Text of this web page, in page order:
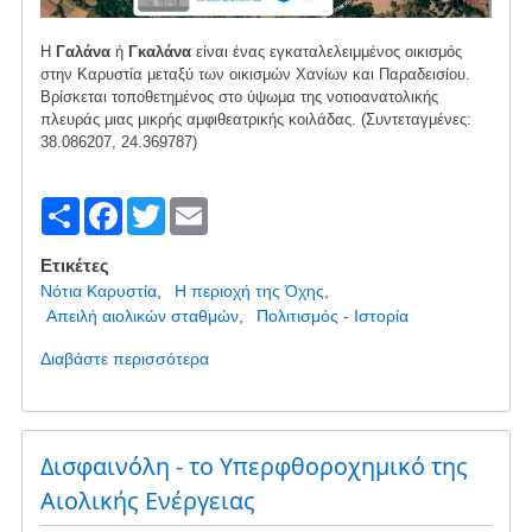
Η Γαλάνα ή Γκαλάνα είναι ένας εγκαταλελειμμένος οικισμός
στην Καρυστία μεταξύ των οικισμών Χανίων και Παραδεισίου.
Βρίσκεται τοποθετημένος στο ύψωμα της νοτιοανατολικής
πλευράς μιας μικρής αμφιθεατρικής κοιλάδας. (Συντεταγμένες:
38.086207, 24.369787)
S
h
ar
e
F
c
e
b
o
o
k
T
tt
er
E
ail
Ετικέτες
Νότια Καρυστία
Η περιοχή της Όχης
Απειλή αιολικών σταθμών
Πολιτισμός - Ιστορία
Διαβάστε περισσότεραγια
Εγκαταλελειμμένος
οικισμός
Γαλάνα
Δισφαινόλη - το Υπερφθοροχημικό της
Αιολικής Ενέργειας